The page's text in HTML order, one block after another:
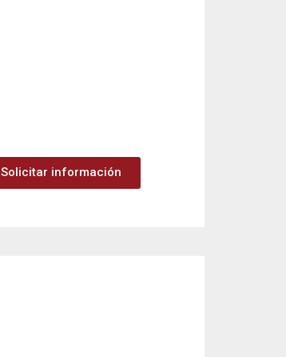
Solicitar información